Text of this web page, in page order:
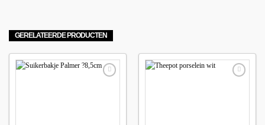
GERELATEERDE PRODUCTEN